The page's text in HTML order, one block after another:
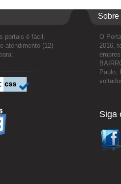
portais é fácil,
atendimento (12)
Sobre
O
2016,
Paulo,
Siga